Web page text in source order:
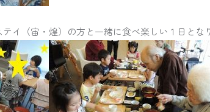
イ（宙・煌）の方と一緒に食べ楽しい１日とな